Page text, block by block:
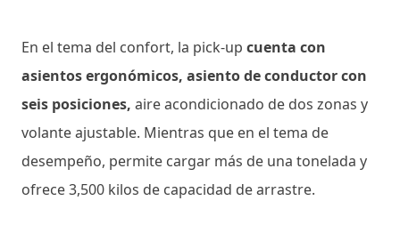
En el tema del confort, la pick-up cuenta con
asientos ergonómicos, asiento de conductor con
seis posiciones, aire acondicionado de dos zonas y
volante ajustable. Mientras que en el tema de
desempeño, permite cargar más de una tonelada y
ofrece 3,500 kilos de capacidad de arrastre.